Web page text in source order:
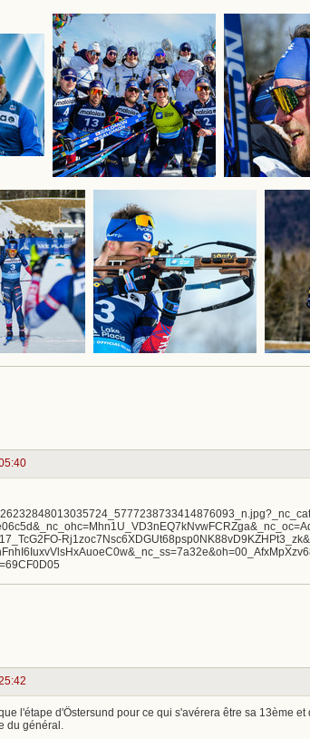
l'étape d'Östersund pour ce qui s'avérera être sa 13ème
du général.